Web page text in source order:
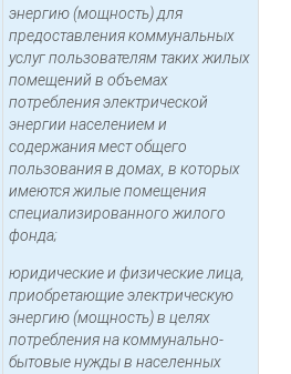
энергию (мощность) для
предоставления коммунальных
услуг пользователям таких жилых
помещений в объемах
потребления электрической
энергии населением и
содержания мест общего
пользования в домах, в которых
имеются жилые помещения
специализированного жилого
фонда;
юридические и физические лица,
приобретающие электрическую
энергию (мощность) в целях
потребления на коммунально-
бытовые нужды в населенных